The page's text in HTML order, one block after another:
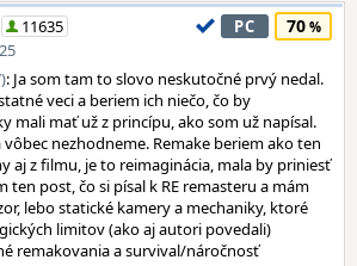
11635
PC 70
: Ja som tam to slovo neskutočné prvý nedal.
veci a beriem ich niečo, čo by
mali mať už z princípu, ako som už napísal.
nezhodneme. Remake beriem ako ten
aj z filmu, je to reimaginácia, mala by priniesť
ten post, čo si písal k RE remasteru a mám
lebo statické kamery a mechaniky, ktoré
limitov (ako aj autori povedali)
remakovania a survival/náročnosť